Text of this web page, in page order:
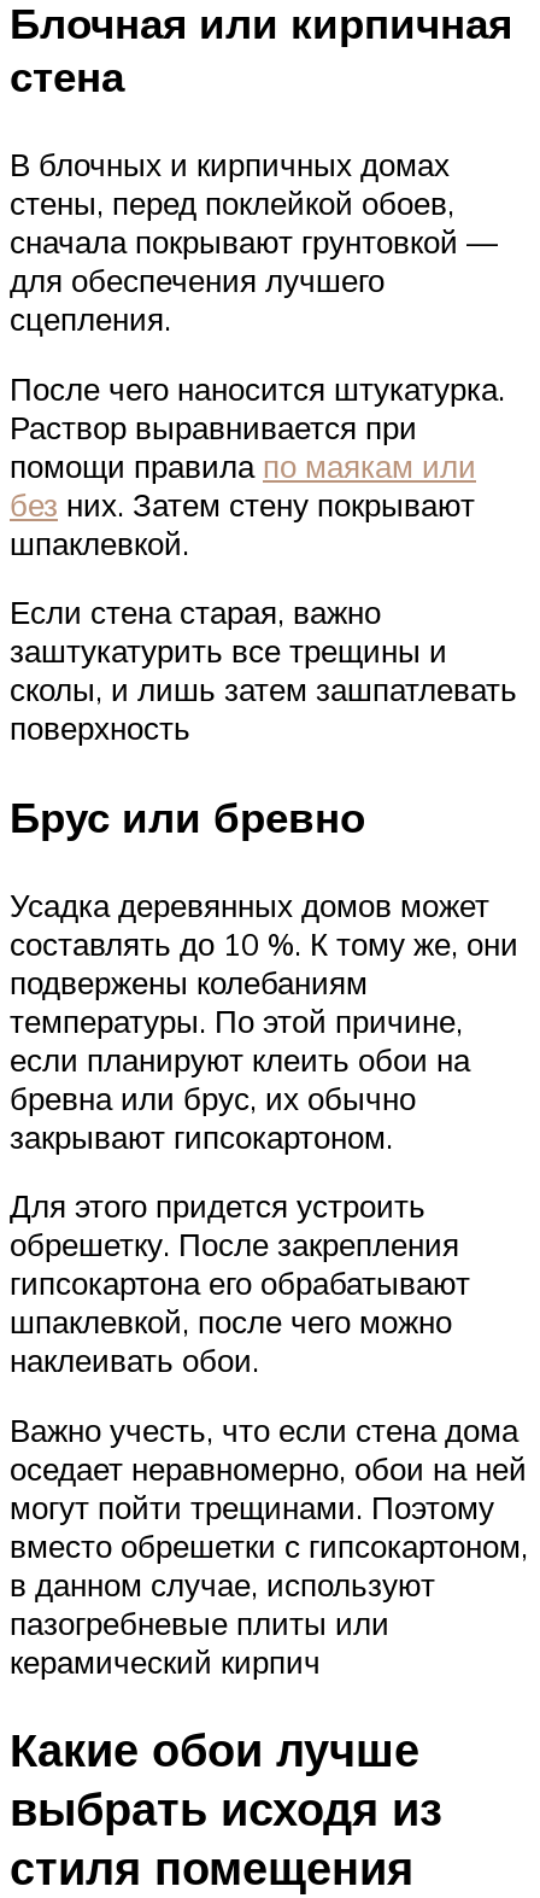
Блочная или кирпичная
стена
В блочных и кирпичных домах
стены, перед поклейкой обоев,
сначала покрывают грунтовкой —
для обеспечения лучшего
сцепления.
После чего наносится штукатурка.
Раствор выравнивается при
помощи правила по маякам или
без них. Затем стену покрывают
шпаклевкой.
Если стена старая, важно
заштукатурить все трещины и
сколы, и лишь затем зашпатлевать
поверхность
Брус или бревно
Усадка деревянных домов может
составлять до 10 %. К тому же, они
подвержены колебаниям
температуры. По этой причине,
если планируют клеить обои на
бревна или брус, их обычно
закрывают гипсокартоном.
Для этого придется устроить
обрешетку. После закрепления
гипсокартона его обрабатывают
шпаклевкой, после чего можно
наклеивать обои.
Важно учесть, что если стена дома
оседает неравномерно, обои на ней
могут пойти трещинами. Поэтому
вместо обрешетки с гипсокартоном,
в данном случае, используют
пазогребневые плиты или
керамический кирпич
Какие обои лучше
выбрать исходя из
стиля помещения